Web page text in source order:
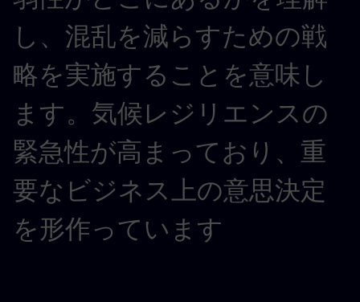
し、混乱を減らすための戦
略を実施することを意味し
ます。気候レジリエンスの
緊急性が高まっており、重
要なビジネス上の意思決定
を形作っています